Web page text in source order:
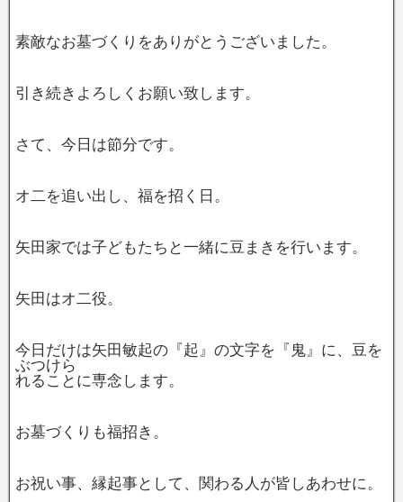
素敵なお墓づくりをありがとうございました。
引き続きよろしくお願い致します。
さて、今日は節分です。
オ二を追い出し、福を招く日。
矢田家では子どもたちと一緒に豆まきを行います。
矢田はオ二役。
今日だけは矢田敏起の『起』の文字を『鬼』に、豆を
ぶつけら
れることに専念します。
お墓づくりも福招き。
お祝い事、縁起事として、関わる人が皆しあわせに。